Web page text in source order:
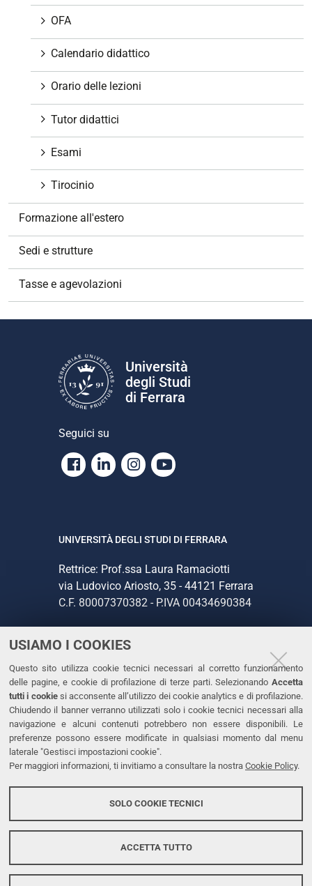
USIAMO I COOKIES
Questo sito utilizza cookie tecnici necessari al corretto funzionamento
delle pagine, e cookie di profilazione di terze parti. Selezionando Accetta
tutti i cookiesi acconsente all’utilizzo dei cookie analytics e di profilazione.
Chiudendo il banner verranno utilizzati solo i cookie tecnici necessari alla
navigazione e alcuni contenuti potrebbero non essere disponibili. Le
preferenze possono essere modificate in qualsiasi momento dal menu
laterale "Gestisci impostazioni cookie".
Per maggiori informazioni, ti invitiamo a consultare la nostra Cookie Policy.
SOLO COOKIE TECNICI
ACCETTA TUTTO
OFA
Calendario didattico
Orario delle lezioni
Tutor didattici
Esami
Tirocinio
Formazione all'estero
Sedi e strutture
Tasse e agevolazioni
Università
degli Studi
di Ferrara
Seguici su
Facebook
LinkedinInstagram
Youtube
UNIVERSITÀ DEGLI STUDI DI FERRARA
Rettrice: Prof.ssa Laura Ramaciotti
via Ludovico Ariosto, 35 - 44121 Ferrara
C.F. 80007370382 - P.IVA 00434690384
CONTATTI
Tel. +39 0532 293111
Fax. +39 0532 293031
PEC
LINKS
Dichiarazione di accessibilità
Protezione dati personali